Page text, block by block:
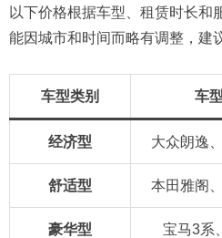
以下价格根据车型、租赁时长和
能因城市和时间而略有调整，建
车型类别 车
经济型 大众朗逸
舒适型 本田雅阁
豪华型 宝马3系